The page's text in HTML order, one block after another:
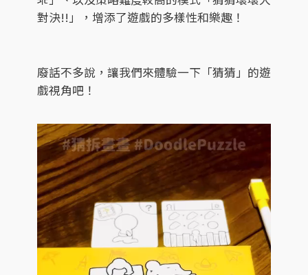
對決!!」，增添了遊戲的多樣性和樂趣！
廢話不多說，讓我們來體驗一下「猜猜」的遊
戲視角吧！